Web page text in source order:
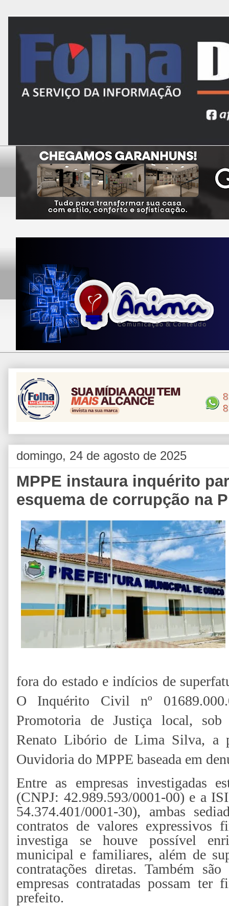
domingo, 24 de agosto de 2025
MPPE instaura inquérito
esquema de corrupção na
fora do estado e indícios de
O Inquérito Civil nº
Promotoria de Justiça local, sob
Renato Libório de Lima Silva, a
Ouvidoria do MPPE baseada em
Entre as empresas investigadas
(CNPJ: 42.989.593/0001-00) e a
54.374.401/0001-30), ambas
contratos de valores expressivos
investiga se houve possível
municipal e familiares, além de
contratações diretas. Também
empresas contratadas possam ter
prefeito.